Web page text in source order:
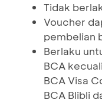
Tidak
Voucher
pembelian
Berlaku
BCA
BCA Visa
BCA Blibli